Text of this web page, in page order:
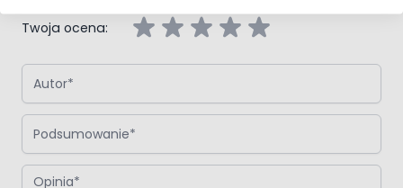
Twoja ocena:
Autor
Podsumowanie
Opinia